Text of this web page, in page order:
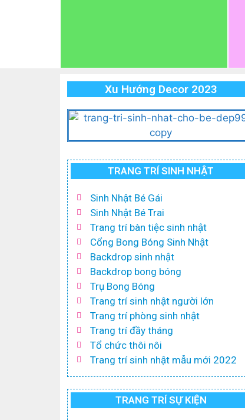
Xu Hướng Decor 2023
TRANG TRÍ SINH NHẬT
Sinh Nhật Bé Gái
Sinh Nhật Bé Trai
Trang trí bàn tiệc sinh nhật
Cổng Bong Bóng Sinh Nhật
Backdrop sinh nhật
Backdrop bong bóng
Trụ Bong Bóng
Trang trí sinh nhật người lớn
Trang trí phòng sinh nhật
Trang trí đầy tháng
Tổ chức thôi nôi
Trang trí sinh nhật mẫu mới 2022
TRANG TRÍ SỰ KIỆN